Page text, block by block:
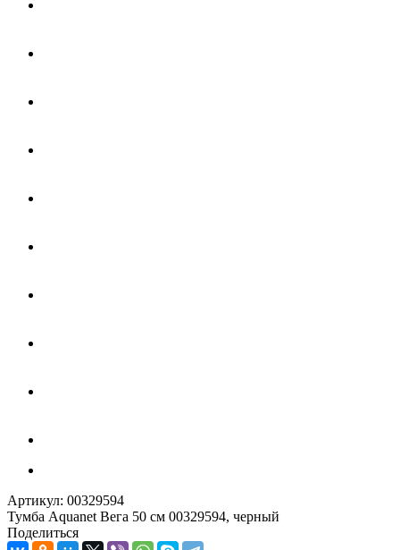
Артикул: 00329594
Тумба Aquanet Вега 50 см 00329594, черный
Поделиться